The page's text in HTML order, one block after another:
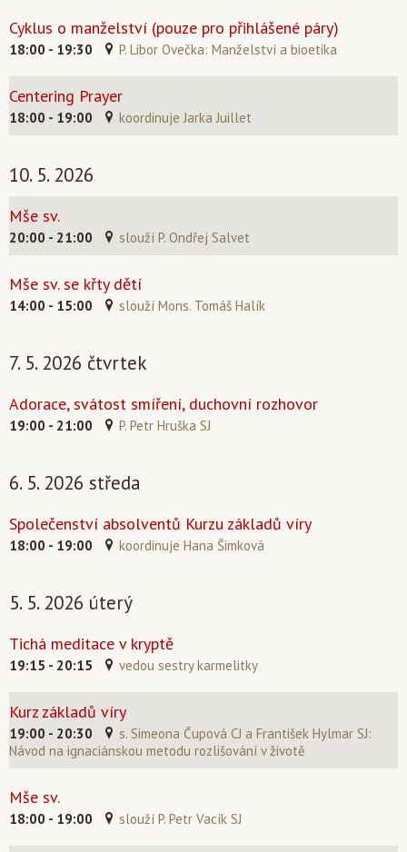
Cyklus o manželství (pouze pro přihlášené páry)
18:00 - 19:30 P. Libor Ovečka: Manželství a bioetika
Centering Prayer
18:00 - 19:00 koordinuje Jarka Juillet
10. 5. 2026
Mše sv.
20:00 - 21:00 slouží P. Ondřej Salvet
Mše sv. se křty dětí
14:00 - 15:00 slouží Mons. Tomáš Halík
7. 5. 2026 čtvrtek
Adorace, svátost smíření, duchovní rozhovor
19:00 - 21:00 P. Petr Hruška SJ
6. 5. 2026 středa
Společenství absolventů Kurzu základů víry
18:00 - 19:00 koordinuje Hana Šimková
5. 5. 2026 úterý
Tichá meditace v kryptě
19:15 - 20:15 vedou sestry karmelitky
Kurz základů víry
19:00 - 20:30
s. Simeona Čupová CJ a František Hylmar SJ:
Návod na ignaciánskou metodu rozlišování v životě
Mše sv.
18:00 - 19:00 slouží P. Petr Vacík SJ